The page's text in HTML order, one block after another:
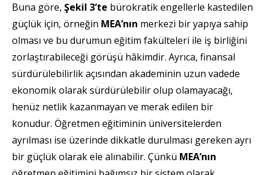
Buna göre, Şekil 3’te bürokratik engellerle kastedilen
güçlük için, örneğin MEA’nın merkezi bir yapıya sahip
olması ve bu durumun eğitim fakülteleri ile iş birliğini
zorlaştırabileceği görüşü hâkimdir. Ayrıca, finansal
sürdürülebilirlik açısından akademinin uzun vadede
ekonomik olarak sürdürülebilir olup olamayacağı,
henüz netlik kazanmayan ve merak edilen bir
konudur. Öğretmen eğitiminin üniversitelerden
ayrılması ise üzerinde dikkatle durulması gereken ayrı
bir güçlük olarak ele alınabilir. Çünkü MEA’nın